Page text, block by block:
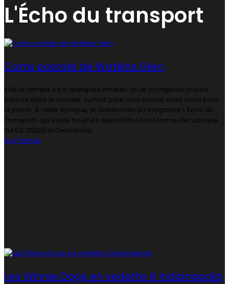
L'Écho du transport
Carte postale de Watkins Glen
Il fut un temps, il y a quelques années, où je voyageais un peu
partout dans le monde, surtout pour mon travail, mais aussi pour
le plaisir. À cette époque, je collaborais au magazine L'Écho du
Transport, qui existe toujours aujourd'hui sous forme de rubrique ...
Jul 03, 2026Éric Descarries
Lire l'article
Les Winnie Dogs en vedette à Indianapolis